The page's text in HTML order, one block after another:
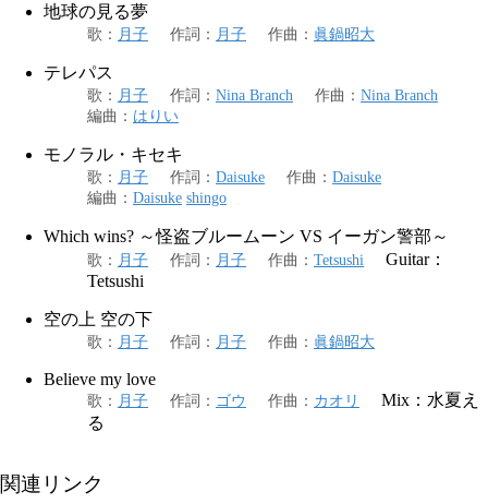
地球の見る夢
歌 ： 月子 作詞 ： 月子 作曲 ： 眞鍋昭大
テレパス
歌 ： 月子 作詞 ： Nina Branch 作曲 ： Nina Branch
編曲 ： はりい
モノラル・キセキ
歌 ： 月子 作詞 ： Daisuke 作曲 ： Daisuke
編曲 ： Daisuke shingo
Which wins? ～怪盗ブルームーン VS イーガン警部～
歌 ： 月子 作詞 ： 月子 作曲 ： Tetsushi
Guitar：
Tetsushi
空の上 空の下
歌 ： 月子 作詞 ： 月子 作曲 ： 眞鍋昭大
Believe my love
歌 ： 月子 作詞 ： ゴウ 作曲 ： カオリ
Mix：水夏え
る
関連リンク